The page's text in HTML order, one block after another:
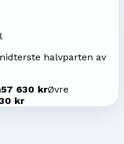
halvparten av
57 630 krØvre
kr